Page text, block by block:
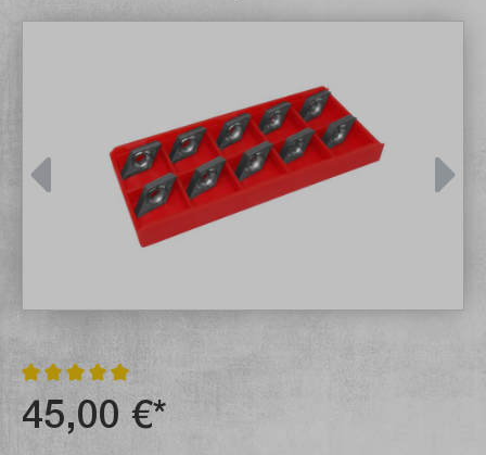
Durchschnittliche Bewertung von 5 von 5 Sternen
45,00 €*